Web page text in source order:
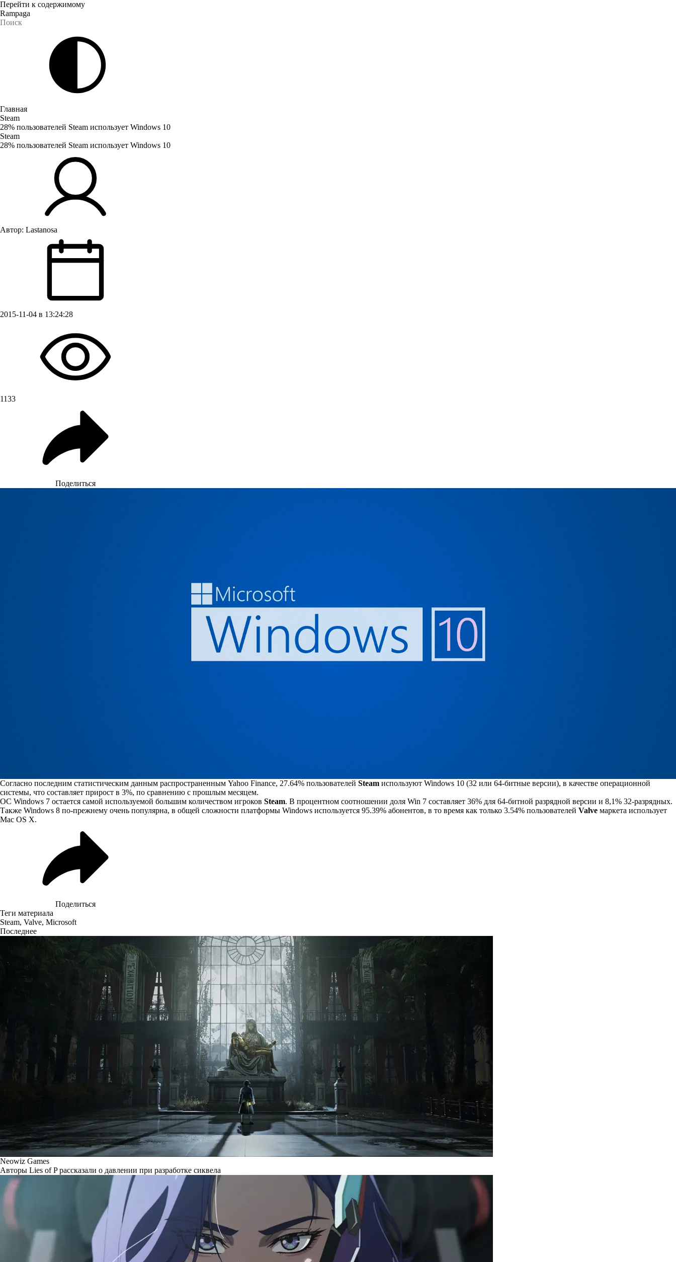
Перейти к содержимому
Rampaga
Главная
Steam
28% пользователей Steam использует Windows 10
Steam
28% пользователей Steam использует Windows 10
Автор: Lastanosa
2015-11-04 в 13:24:28
1133
Поделиться
Согласно последним статистическим данным распространенным Yahoo Finance, 27.64% пользователей Steam используют Windows 10 (32 или 64-битные версии), в качестве операционной
системы, что составляет прирост в 3%, по сравнению с прошлым месяцем.
ОС Windows 7 остается самой используемой большим количеством игроков Steam. В процентном соотношении доля Win 7 составляет 36% для 64-битной разрядной версии и 8,1% 32-разрядных.
Также Windows 8 по-прежнему очень популярна, в общей сложности платформы Windows используется 95.39% абонентов, в то время как только 3.54% пользователей Valve маркета использует
Mac OS X.
Поделиться
Теги материала
Steam, Valve, Microsoft
Последнее
Neowiz Games
Авторы Lies of P рассказали о давлении при разработке сиквела